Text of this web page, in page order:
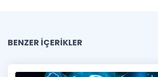
BENZER İÇERİKLER